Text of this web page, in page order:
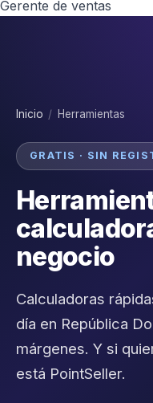
Gerente de ventas
Inicio / Herramientas
GRATIS · SIN
negocio
Calculadoras
día en República
márgenes. Y si
está PointSeller.